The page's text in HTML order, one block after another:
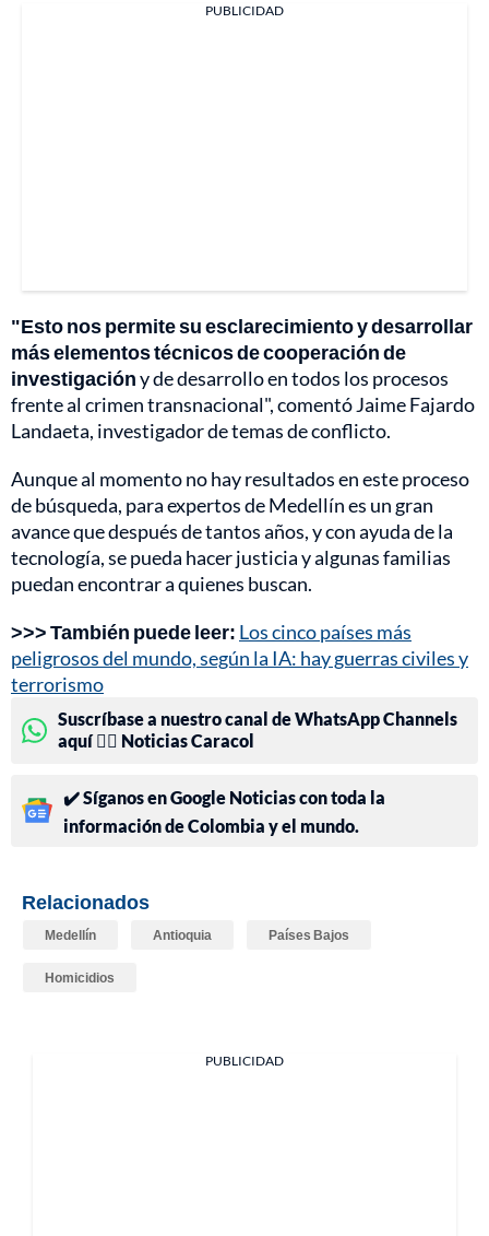
PUBLICIDAD
"Esto nos permite su esclarecimiento y desarrollar
más elementos técnicos de cooperación de
investigacióny de desarrollo en todos los procesos
frente al crimen transnacional", comentó Jaime Fajardo
Landaeta, investigador de temas de conflicto.
Aunque al momento no hay resultados en este proceso
de búsqueda, para expertos de Medellín es un gran
avance que después de tantos años, y con ayuda de la
tecnología, se pueda hacer justicia y algunas familias
puedan encontrar a quienes buscan.
>>> También puede leer: Los cinco países más
peligrosos del mundo, según la IA: hay guerras civiles y
terrorismo
Suscríbase a nuestro canal de WhatsApp Channels
aquí 👉🏻 Noticias Caracol
✔️ Síganos en Google Noticias con toda la
información de Colombia y el mundo.
Relacionados
Medellín Antioquia Países Bajos
Homicidios
PUBLICIDAD